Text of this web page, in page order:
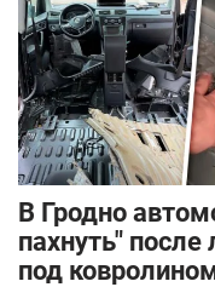
В Гродно
пахнуть" после
под